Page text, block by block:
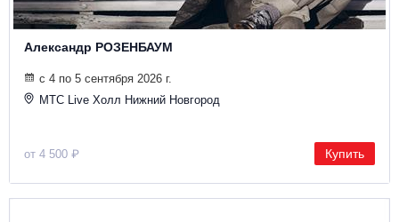
Александр РОЗЕНБАУМ
с 4 по 5 сентября 2026 г.
МТС Live Холл Нижний Новгород
от 4 500 ₽ Купить